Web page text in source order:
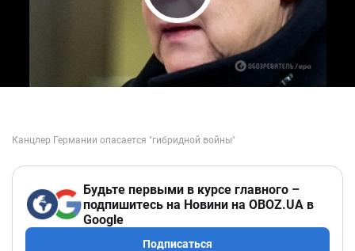
Play Video
Будьте первыми в курсе главного –
подпишитесь на Новини на OBOZ.UA в
Google
Подписаться